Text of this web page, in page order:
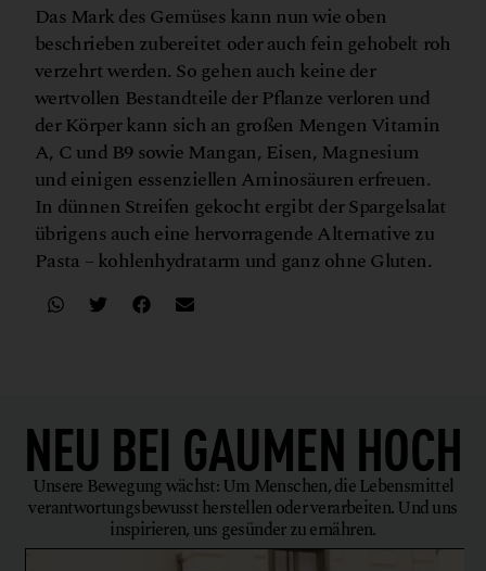
Das Mark des Gemüses kann nun wie oben
beschrieben zubereitet oder auch fein gehobelt roh
verzehrt werden. So gehen auch keine der
wertvollen Bestandteile der Pflanze verloren und
der Körper kann sich an großen Mengen Vitamin
A, C und B9 sowie Mangan, Eisen, Magnesium
und einigen essenziellen Aminosäuren erfreuen.
In dünnen Streifen gekocht ergibt der Spargelsalat
übrigens auch eine hervorragende Alternative zu
Pasta – kohlenhydratarm und ganz ohne Gluten.
NEU BEI GAUMEN HOCH
Unsere Bewegung wächst: Um Menschen, die Lebensmittel
verantwortungsbewusst herstellen oder verarbeiten. Und uns
inspirieren, uns gesünder zu ernähren.